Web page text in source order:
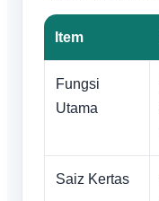
Item
Fungsi
Utama
Saiz Kertas